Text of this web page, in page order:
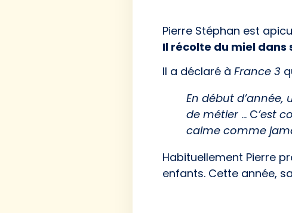
Pierre Stéphan est
Il récolte du miel dans
Il a déclaré à France 3
En début d’année,
de métier … C’est
calme comme
Habituellement Pierre
enfants. Cette année,